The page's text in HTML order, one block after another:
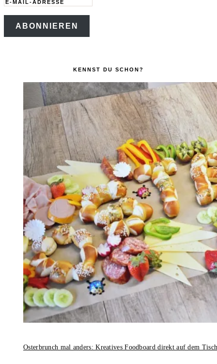
Mail-
Adresse
ABONNIEREN
KENNST DU SCHON?
Osterbrunch mal anders: Kreatives Foodboard direkt auf dem